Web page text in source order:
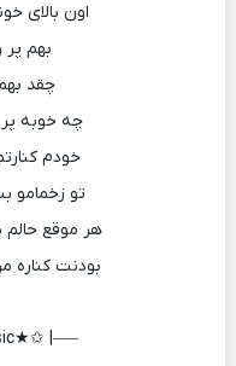
اون ﺑﺎﻟﺎی
ﺑﻬﻢ
ﭼﻘﺪ
ﭼﻪ ﺧﻮﺑﻪ ﭘﺮ
ﺧﻮدم
ﺗﻮ زﺧﻤﺎﻣﻮ
ﻫﺮ ﻣﻮﻗﻊ
ﺑﻮدﻧﺖ
—–| ✩★gharb_music★✩|—–